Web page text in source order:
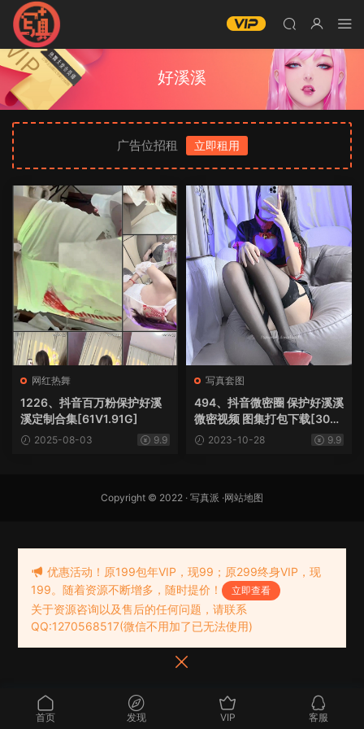
好溪溪
广告位招租 立即租用
网红热舞
1226、抖音百万粉保护好溪
溪定制合集[61V1.91G]
2025-08-03 9.9
写真套图
494、抖音微密圈 保护好溪溪
微密视频 图集打包下载[30
套]2023-10-28 9.9
Copyright © 2022 · 写真派 ·网站地图
首页 发现 VIP 客服
优惠活动！原199包年VIP，现99；原299终身VIP，现
199。随着资源不断增多，随时提价！
立即查看
关于资源咨询以及售后的任何问题，请联系
QQ:1270568517(微信不用加了已无法使用)